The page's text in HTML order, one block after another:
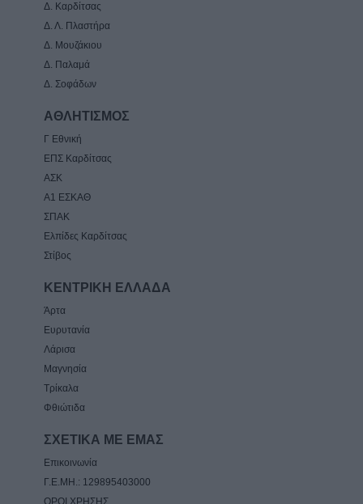
Δ. Καρδίτσας
Δ. Λ. Πλαστήρα
Δ. Μουζάκιου
Δ. Παλαμά
Δ. Σοφάδων
ΑΘΛΗΤΙΣΜΟΣ
Γ Εθνική
ΕΠΣ Καρδίτσας
ΑΣΚ
Α1 ΕΣΚΑΘ
ΣΠΑΚ
Ελπίδες Καρδίτσας
Στίβος
ΚΕΝΤΡΙΚΗ ΕΛΛΑΔΑ
Άρτα
Ευρυτανία
Λάρισα
Μαγνησία
Τρίκαλα
Φθιώτιδα
ΣΧΕΤΙΚΑ ΜΕ ΕΜΑΣ
Επικοινωνία
Γ.Ε.ΜΗ.: 129895403000
ΟΡΟΙ ΧΡΗΣΗΣ